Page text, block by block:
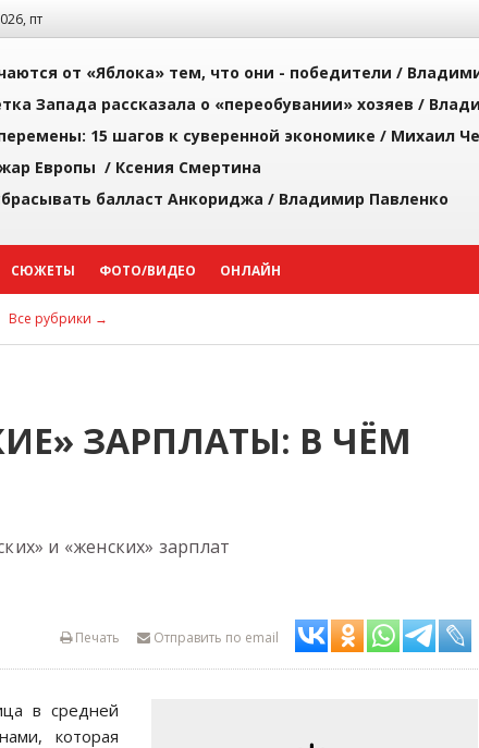
пт
от «Яблока» тем, что они - победители /
Запада рассказала о «переобувании» хозяев /
15 шагов к суверенной экономике / Михаил
Европы / Ксения Смертина
балласт Анкориджа / Владимир Павленко
СЮЖЕТЫ ФОТО/ВИДЕО ОНЛАЙН
Все рубрики →
ЗАРПЛАТЫ: В ЧЁМ
и «женских» зарплат
Отправить по email
Печать
в средней
которая